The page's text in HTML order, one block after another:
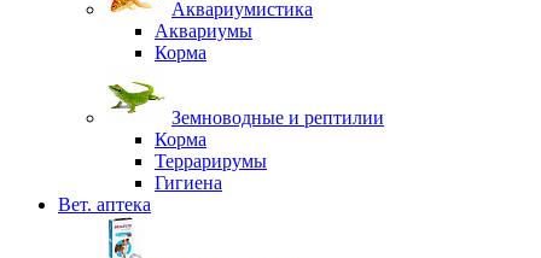
Аквариумистика
Аквариумы
Корма
Земноводные и рептилии
Корма
Террарирумы
Гигиена
Вет. аптека